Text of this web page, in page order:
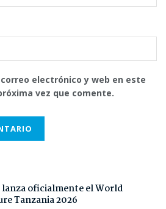
electrónico y web en este
vez que comente.
lanza oficialmente el World
Tanzania 2026